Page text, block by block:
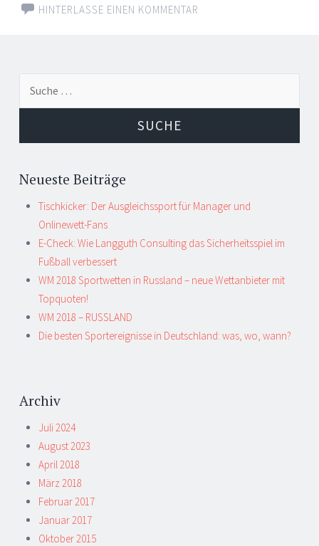
HINTERLASSE EINEN KOMMENTAR
Neueste Beiträge
Tischkicker: Der Ausgleichssport für Manager und
Onlinewett-Fans
E-Check: Wie Langguth Consulting das Sicherheitsspiel im
Fußball verbessert
WM 2018 Sportwetten in Russland – neue Wettanbieter mit
Topquoten!
WM 2018 – RUSSLAND
Die besten Sportereignisse in Deutschland: was, wo, wann?
Archiv
Juli 2024
August 2023
April 2018
März 2018
Februar 2017
Januar 2017
Oktober 2015